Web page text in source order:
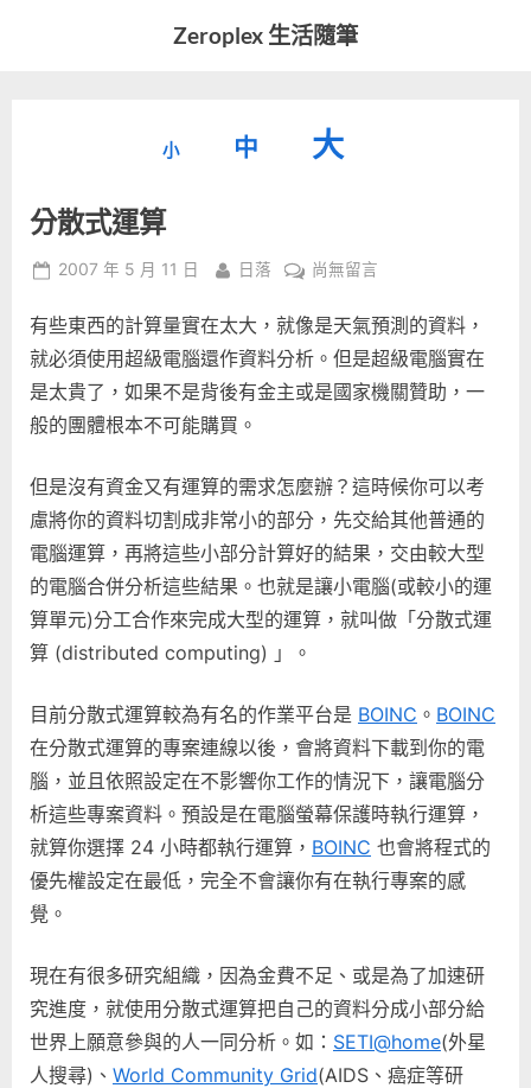
Zeroplex 生活隨筆
發
事
小
小。
中
重
型
大
小。
大
字
型
大
分散式運算
Posted
2007 年 5 月 11 日 By
日落
在
散
式
運
算〉
尚無留言
有些東西的計算量實在太大，就像是天氣預測的資料，
就必須使用超級電腦還作資料分析。但是超級電腦實在
是太貴了，如果不是背後有金主或是國家機關贊助，一
般的團體根本不可能購買。
但是沒有資金又有運算的需求怎麼辦？這時候你可以考
慮將你的資料切割成非常小的部分，先交給其他普通的
電腦運算，再將這些小部分計算好的結果，交由較大型
的電腦合併分析這些結果。也就是讓小電腦(或較小的運
算單元)分工合作來完成大型的運算，就叫做「分散式運
算 (distributed computing) 」。
目前分散式運算較為有名的作業平台是 BOINC 。 BOINC
在分散式運算的專案連線以後，會將資料下載到你的電
腦，並且依照設定在不影響你工作的情況下，讓電腦分
析這些專案資料。預設是在電腦螢幕保護時執行運算，
就算你選擇 24 小時都執行運算， BOINC 也會將程式的
優先權設定在最低，完全不會讓你有在執行專案的感
覺。
現在有很多研究組織，因為金費不足、或是為了加速研
究進度，就使用分散式運算把自己的資料分成小部分給
世界上願意參與的人一同分析。如： SETI@home(外星
人搜尋)、 World Community Grid(AIDS、癌症等研